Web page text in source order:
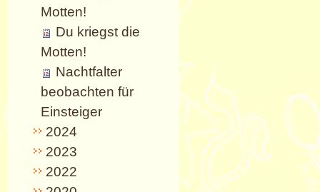
Motten!
Du kriegst die
Motten!
Nachtfalter
beobachten für
Einsteiger
2024
2023
2022